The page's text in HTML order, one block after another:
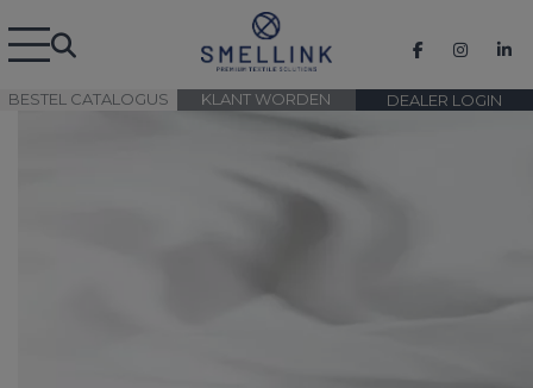
BESTEL CATALOGUS DEALER LOGIN
KLANT WORDEN